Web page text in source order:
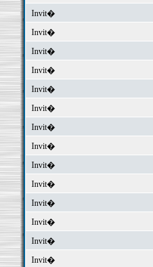
Invit�
Invit�
Invit�
Invit�
Invit�
Invit�
Invit�
Invit�
Invit�
Invit�
Invit�
Invit�
Invit�
Invit�